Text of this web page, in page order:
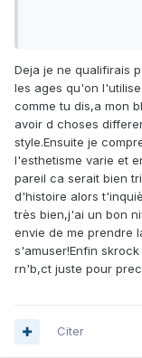
Deja je ne qualifirais
les ages qu'on
comme tu dis,a mon
avoir d choses
style.Ensuite je
l'esthetisme varie et
pareil ca serait bien
d'histoire alors
très bien,j'ai un bon
envie de me prendre
s'amuser!Enfin
rn'b,ct juste pour
Citer